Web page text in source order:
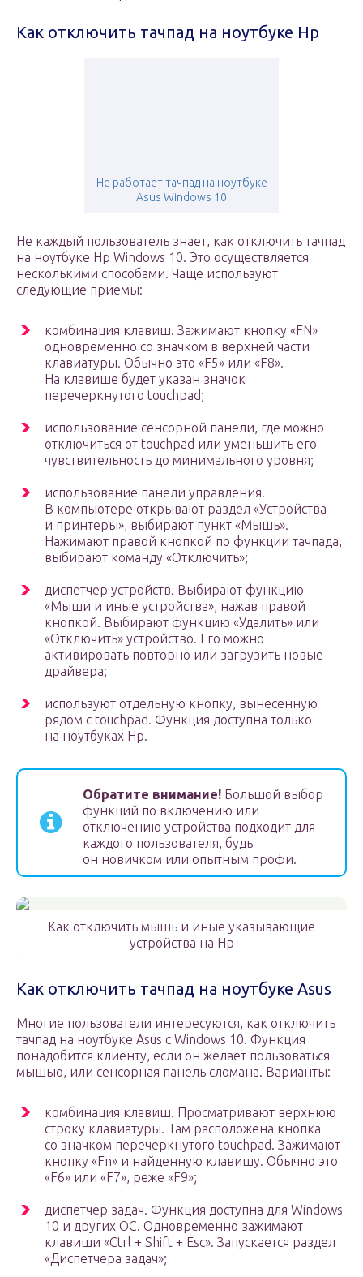
Как отключить тачпад на ноутбуке Hp
Не работает тачпад на ноутбуке
Asus Windows 10
Не каждый пользователь знает, как отключить тачпад
на ноутбуке Hp Windows 10. Это осуществляется
несколькими способами. Чаще используют
следующие приемы:
комбинация клавиш. Зажимают кнопку «FN»
одновременно со значком в верхней части
клавиатуры. Обычно это «F5» или «F8».
На клавише будет указан значок
перечеркнутого touchpad;
использование сенсорной панели, где можно
отключиться от touchpad или уменьшить его
чувствительность до минимального уровня;
использование панели управления.
В компьютере открывают раздел «Устройства
и принтеры», выбирают пункт «Мышь».
Нажимают правой кнопкой по функции тачпада,
выбирают команду «Отключить»;
диспетчер устройств. Выбирают функцию
«Мыши и иные устройства», нажав правой
кнопкой. Выбирают функцию «Удалить» или
«Отключить» устройство. Его можно
активировать повторно или загрузить новые
драйвера;
используют отдельную кнопку, вынесенную
рядом с touchpad. Функция доступна только
на ноутбуках Hp.
Обратите внимание! Большой выбор
функций по включению или
отключению устройства подходит для
каждого пользователя, будь
он новичком или опытным профи.
Как отключить мышь и иные указывающие
устройства на Hp
Как отключить тачпад на ноутбуке Asus
Многие пользователи интересуются, как отключить
тачпад на ноутбуке Asus с Windows 10. Функция
понадобится клиенту, если он желает пользоваться
мышью, или сенсорная панель сломана. Варианты:
комбинация клавиш. Просматривают верхнюю
строку клавиатуры. Там расположена кнопка
со значком перечеркнутого touchpad. Зажимают
кнопку «Fn» и найденную клавишу. Обычно это
«F6» или «F7», реже «F9»;
диспетчер задач. Функция доступна для Windows
10 и других ОС. Одновременно зажимают
клавиши «Ctrl + Shift + Esc». Запускается раздел
«Диспетчера задач»;